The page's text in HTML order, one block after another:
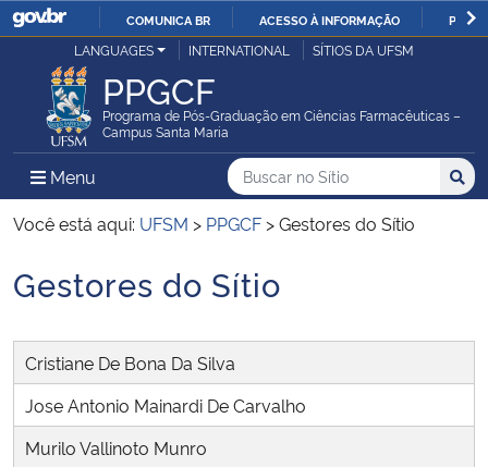
IR
O
COMUNICA BR ACESSO À INFORMAÇÃO
Ministério da Justiça e Segurança Pública
Ministério da Defesa
Ministério das Relações Exteriores
Ministério da Economia
Ministério da Agricultura, Pecuária e Abastecimento
Ministério da Educação
LANGUAGES INTERNATIONAL SÍTIOS DA UFSM
PPGCF
Programa de Pós-Graduação em Ciências Farmacêuticas –
Campus Santa Maria
Menu Menu Principal do Sítio
Busca
Buscar no no Sítio
Busca:
Você está aqui: UFSM > PPGCF >Gestores do Sítio
Início do conteúdo
Gestores do Sítio
Cristiane De Bona Da Silva
Jose Antonio Mainardi De Carvalho
Murilo Vallinoto Munro